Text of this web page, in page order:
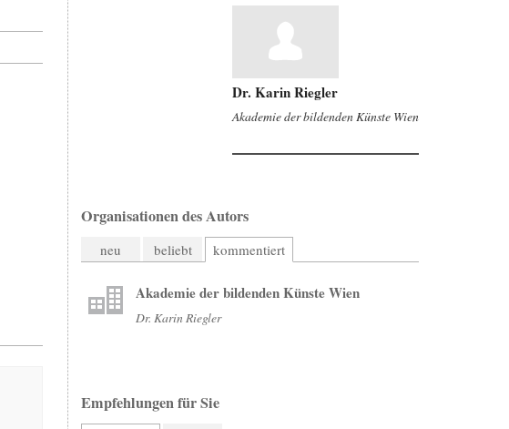
Dr. Karin Riegler
Akademie der bildenden Künste Wien
Organisationen des Autors
neu beliebt kommentiert
Akademie der bildenden Künste Wien
Dr. Karin Riegler
Empfehlungen für Sie